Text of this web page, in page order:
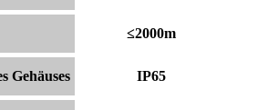
≤2000m
Gehäuses IP65